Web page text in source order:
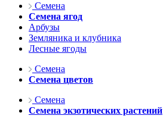
Семена
Семена ягод
Арбузы
Земляника и клубника
Лесные ягоды
Семена
Семена цветов
Семена
Семена экзотических растений